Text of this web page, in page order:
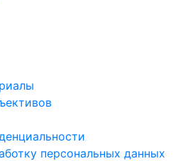
персональных данных